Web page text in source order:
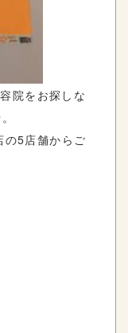
院をお探しな
5店舗からご